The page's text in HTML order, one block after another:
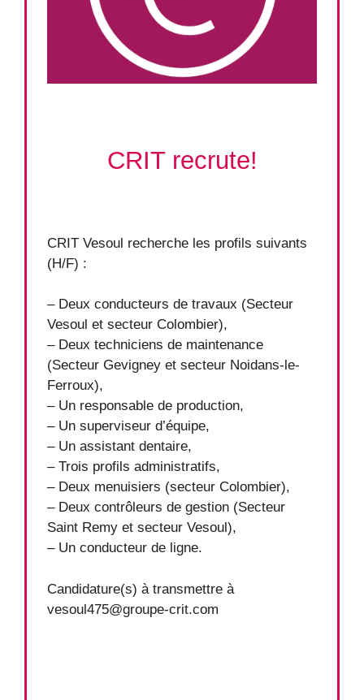
CRIT recrute!
CRIT Vesoul recherche les profils suivants
(H/F) :
– Deux conducteurs de travaux (Secteur
Vesoul et secteur Colombier),
– Deux techniciens de maintenance
(Secteur Gevigney et secteur Noidans-le-
Ferroux),
– Un responsable de production,
– Un superviseur d’équipe,
– Un assistant dentaire,
– Trois profils administratifs,
– Deux menuisiers (secteur Colombier),
– Deux contrôleurs de gestion (Secteur
Saint Remy et secteur Vesoul),
– Un conducteur de ligne.
Candidature(s) à transmettre à
vesoul475@groupe-crit.com